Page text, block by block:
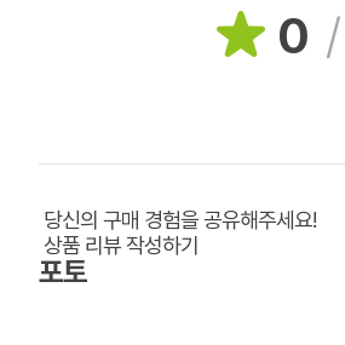
0 /
당신의 구매 경험을 공유해주세요!
상품 리뷰 작성하기
포토